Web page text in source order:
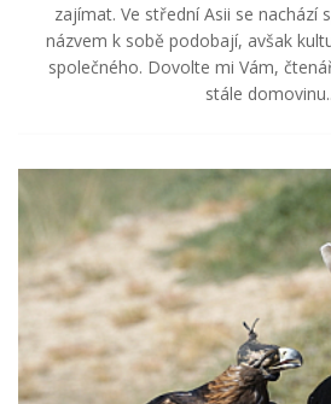
zajímat. Ve střední Asii se nachází
názvem k sobě podobají, avšak
společného. Dovolte mi Vám,
stále